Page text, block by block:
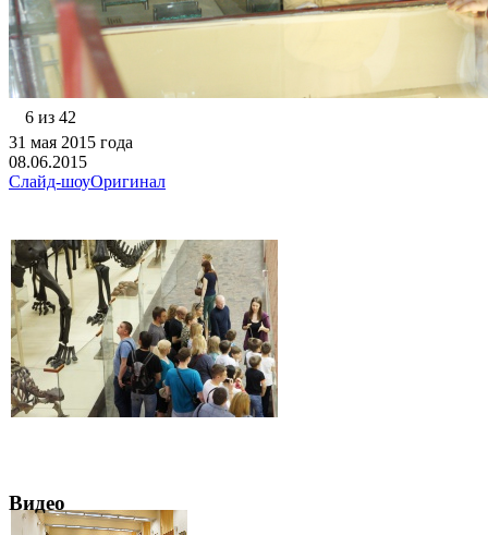
6 из 42
31 мая 2015 года
08.06.2015
Слайд-шоуОригинал
Видео